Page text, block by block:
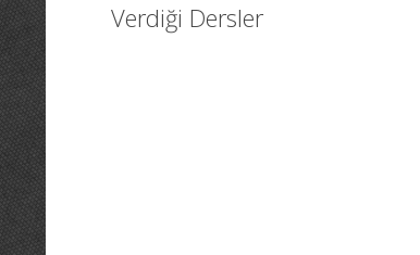
Verdiği Dersler